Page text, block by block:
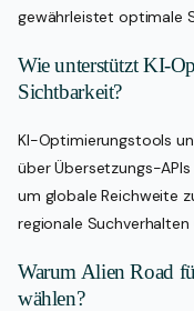
gewährleistet optimale
Wie unterstützt KI-
Sichtbarkeit?
KI-Optimierungstools
über Übersetzungs-
um globale Reichweite
regionale Suchverhalten
Warum Alien Road
wählen?